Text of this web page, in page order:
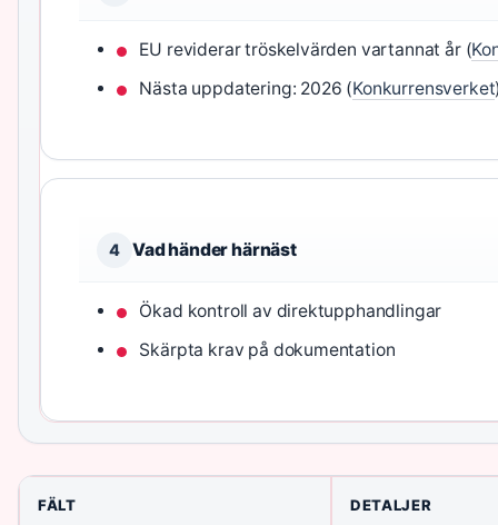
EU reviderar tröskelvärden vartannat år (
Nästa uppdatering: 2026 (Konkurrensverket
4 Vad händer härnäst
Ökad kontroll av direktupphandlingar
Skärpta krav på dokumentation
FÄLT DETALJER